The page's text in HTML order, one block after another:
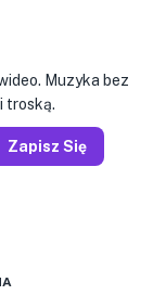
Muzyka bez
troską.
Zapisz Się